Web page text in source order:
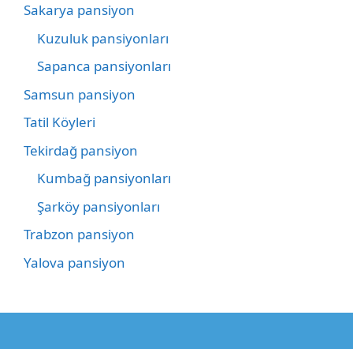
Sakarya pansiyon
Kuzuluk pansiyonları
Sapanca pansiyonları
Samsun pansiyon
Tatil Köyleri
Tekirdağ pansiyon
Kumbağ pansiyonları
Şarköy pansiyonları
Trabzon pansiyon
Yalova pansiyon